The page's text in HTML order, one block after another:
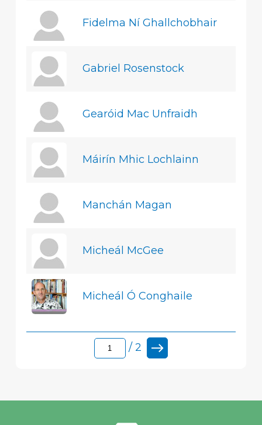
Fidelma Ní Ghallchobhair
Gabriel Rosenstock
Gearóid Mac Unfraidh
Máirín Mhic Lochlainn
Manchán Magan
Micheál McGee
Micheál Ó Conghaile
/ 2